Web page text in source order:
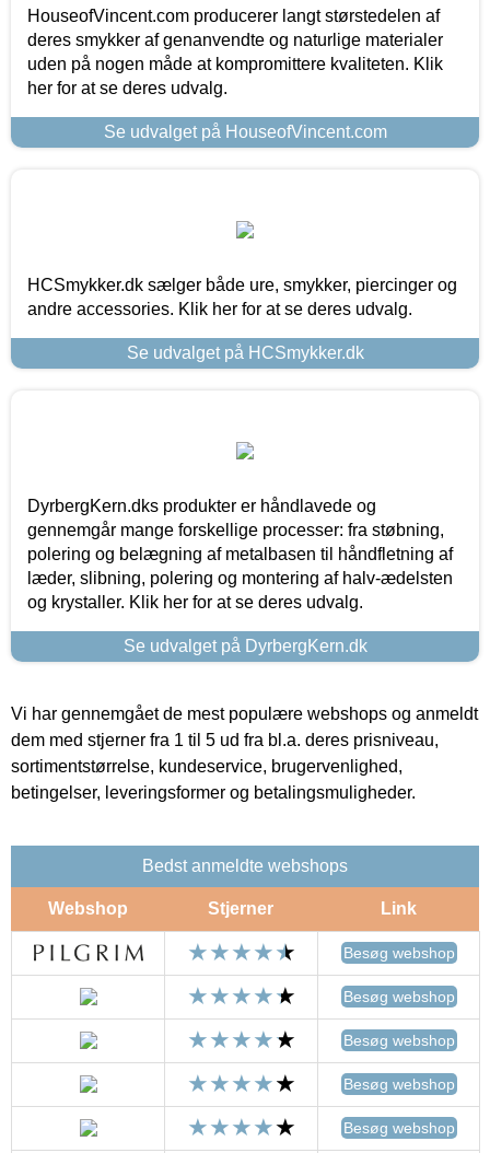
HouseofVincent.com producerer langt størstedelen af
deres smykker af genanvendte og naturlige materialer
uden på nogen måde at kompromittere kvaliteten. Klik
her for at se deres udvalg.
Se udvalget på HouseofVincent.com
HCSmykker.dk sælger både ure, smykker, piercinger og
andre accessories. Klik her for at se deres udvalg.
Se udvalget på HCSmykker.dk
DyrbergKern.dks produkter er håndlavede og
gennemgår mange forskellige processer: fra støbning,
polering og belægning af metalbasen til håndfletning af
læder, slibning, polering og montering af halv-ædelsten
og krystaller. Klik her for at se deres udvalg.
Se udvalget på DyrbergKern.dk
Vi har gennemgået de mest populære webshops og anmeldt
dem med stjerner fra 1 til 5 ud fra bl.a. deres prisniveau,
sortimentstørrelse, kundeservice, brugervenlighed,
betingelser, leveringsformer og betalingsmuligheder.
Bedst anmeldte webshops
Webshop Stjerner Link
Besøg webshop
Besøg webshop
Besøg webshop
Besøg webshop
Besøg webshop